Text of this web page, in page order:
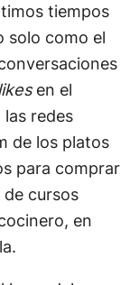
tiempos
solo como el
en el
redes
de los platos
para comprar
de cursos
en